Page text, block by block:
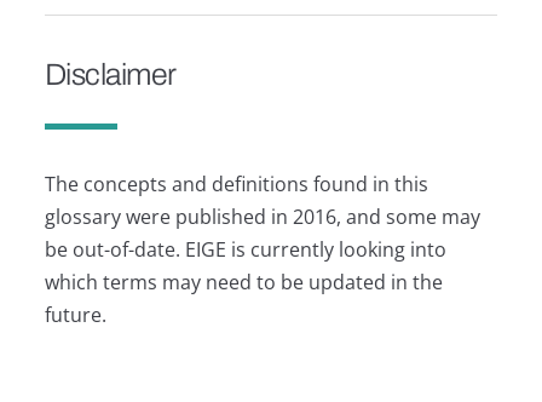
Disclaimer
The concepts and definitions found in this
glossary were published in 2016, and some may
be out-of-date. EIGE is currently looking into
which terms may need to be updated in the
future.